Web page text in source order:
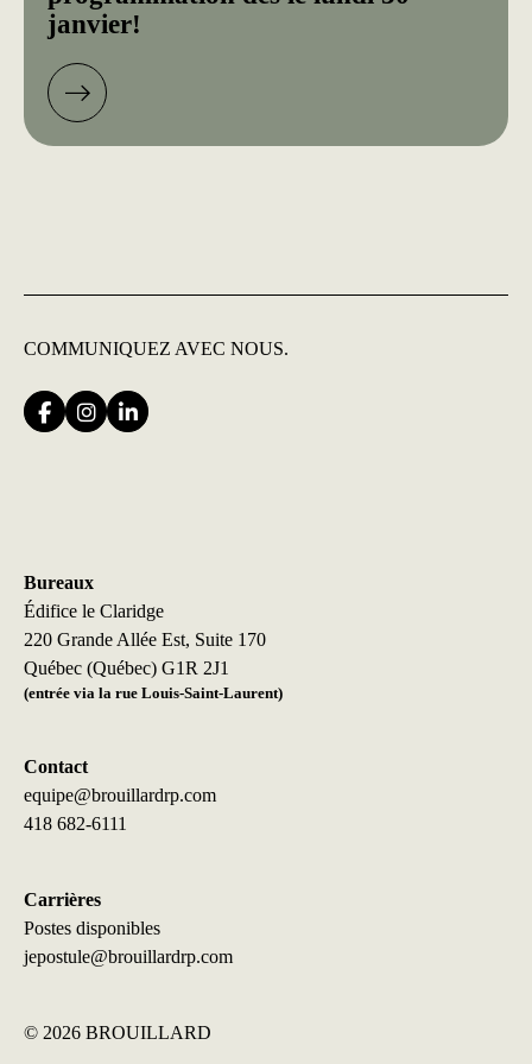
janvier!
COMMUNIQUEZ AVEC NOUS.
© 2026 BROUILLARD
Bureaux
Édifice le Claridge
220 Grande Allée Est, Suite 170
Québec (Québec) G1R 2J1
(entrée via la rue Louis-Saint-Laurent)
Contact
equipe@brouillardrp.com
418 682-6111
Carrières
Postes disponibles
jepostule@brouillardrp.com